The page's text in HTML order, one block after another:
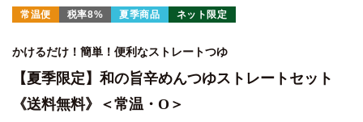
常温便 税率8% 夏季商品 ネット限定
かけるだけ！簡単！便利なストレートつゆ
【夏季限定】和の旨辛めんつゆストレートセット
《送料無料》＜常温・O＞